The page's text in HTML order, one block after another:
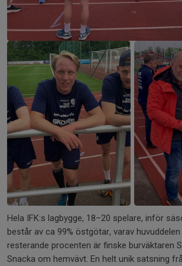
Hela IFK:s lagbygge, 18–20 spelare, inför
består av ca 99% östgötar, varav
resterande procenten är finske burväktaren
Snacka om hemvävt. En helt unik satsning